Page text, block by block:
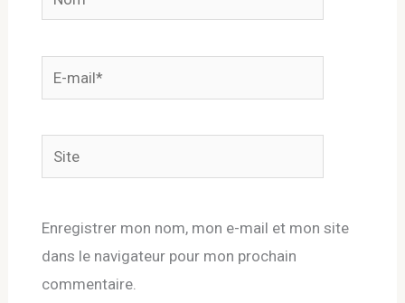
mail*
Site
Enregistrer mon nom, mon e-mail et mon site
dans le navigateur pour mon prochain
commentaire.